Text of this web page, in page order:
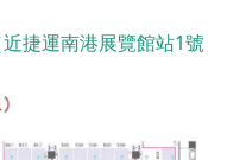
捷運南港展覽館站1號